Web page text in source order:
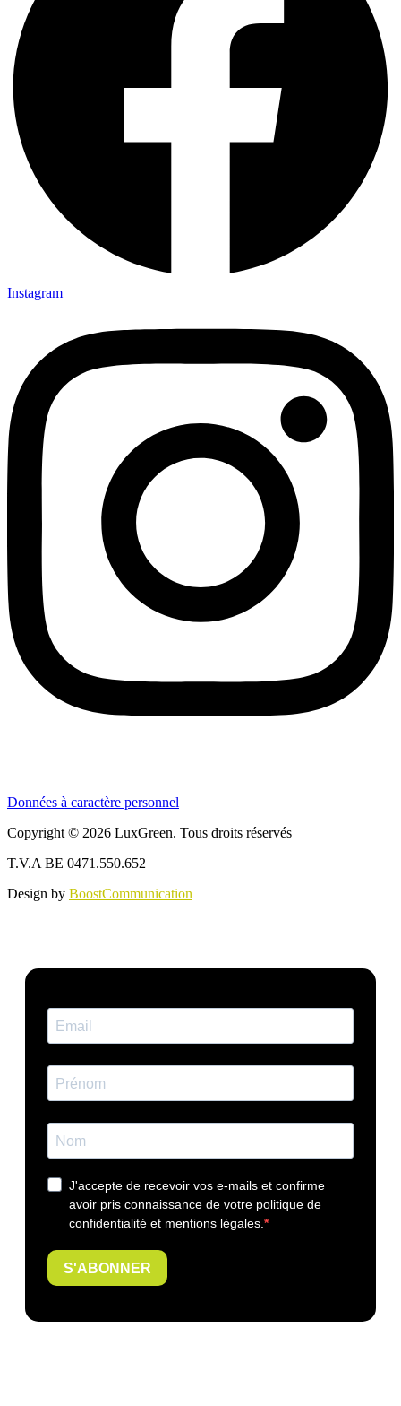
Instagram
Données à caractère personnel
Copyright © 2026 LuxGreen. Tous droits réservés
T.V.A BE 0471.550.652
Design by BoostCommunication